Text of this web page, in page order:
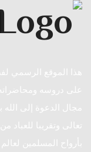
هذا الموقع الرسمي
على دروسه ومحاضراته
مجال الدعوة إلى الله
تعالى وتقريبا
بأرواح المسلمين